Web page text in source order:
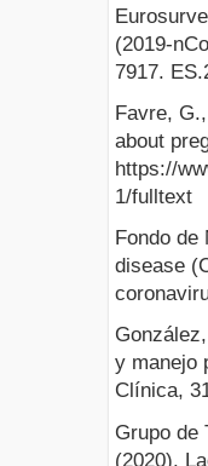
(2019-
7917.
Favre,
about
https://
1/fulltext
Fondo
disease
y manejo
Clínica,
Grupo de
(2020).